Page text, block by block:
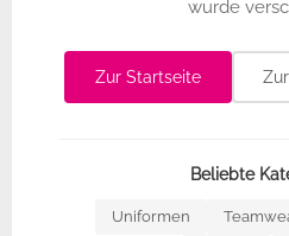
wurde
Zur Startseite
Beliebte
Uniformen